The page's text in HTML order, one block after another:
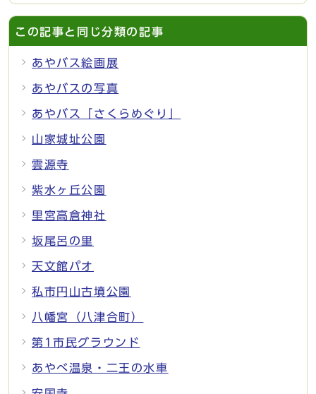
この記事と同じ分類の記事
あやバス絵画展
あやバスの写真
あやバス「さくらめぐり」
山家城址公園
雲源寺
紫水ヶ丘公園
里宮高倉神社
坂尾呂の里
天文館パオ
私市円山古墳公園
八幡宮（八津合町）
第1市民グラウンド
あやべ温泉・二王の水車